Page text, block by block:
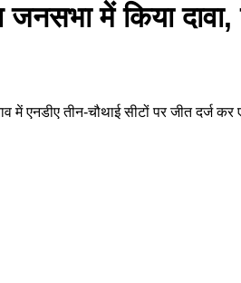
में किया दावा,
में एनडीए तीन-चौथाई सीटों पर जीत दर्ज